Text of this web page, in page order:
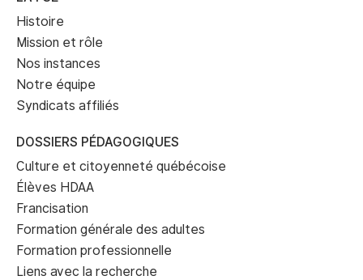
Histoire
Mission et rôle
Nos instances
Notre équipe
Syndicats affiliés
DOSSIERS PÉDAGOGIQUES
Culture et citoyenneté québécoise
Élèves HDAA
Francisation
Formation générale des adultes
Formation professionnelle
Liens avec la recherche